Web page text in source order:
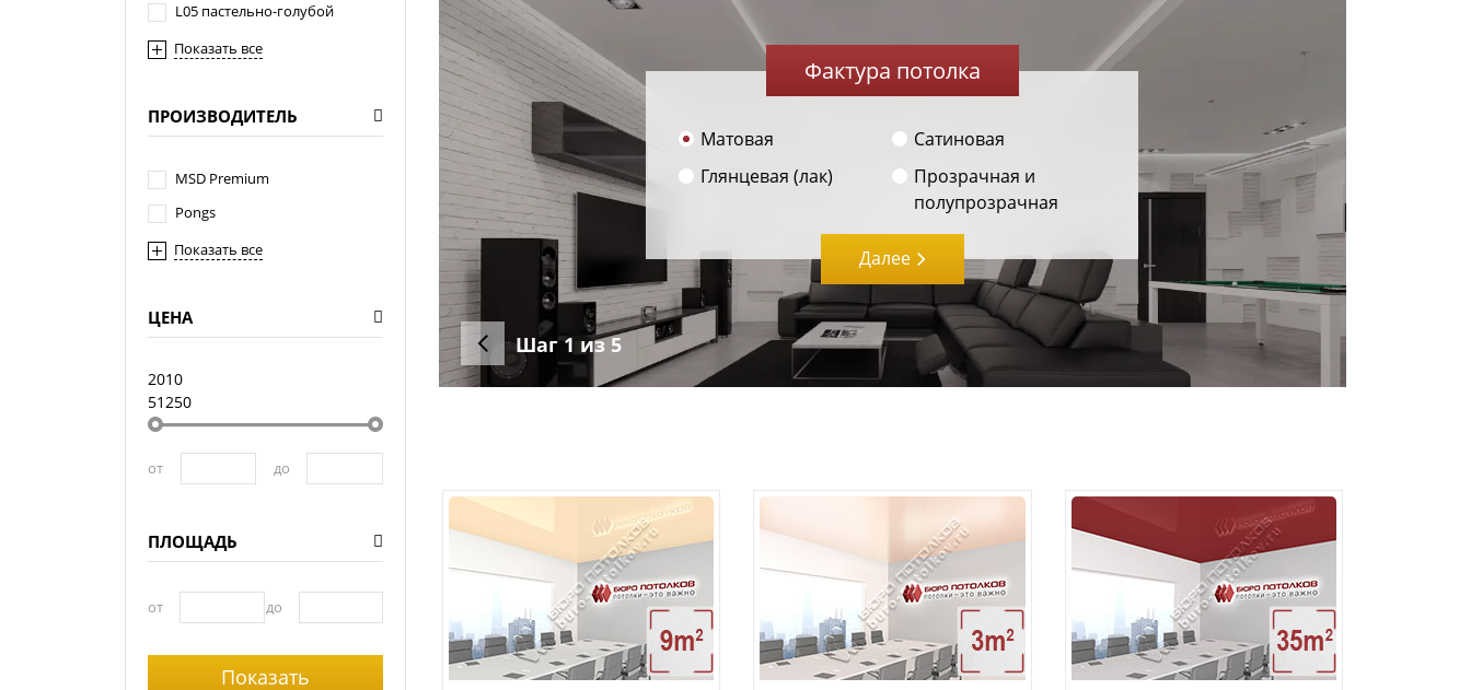
L05 пастельно-голубой
Показать все
ПРОИЗВОДИТЕЛЬ
MSD Premium
Pongs
Показать все
ЦЕНА
2010
51250
от до
ПЛОЩАДЬ
от до
Фактура потолка
Матовая
Сатиновая
Глянцевая (лак)
Прозрачная и
полупрозрачная
Далее
Шаг1из 5